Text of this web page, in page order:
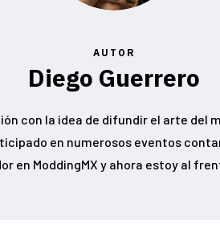
AUTOR
Diego Guerrero
con la idea de difundir el arte del
en numerosos eventos
en ModdingMX y ahora estoy al